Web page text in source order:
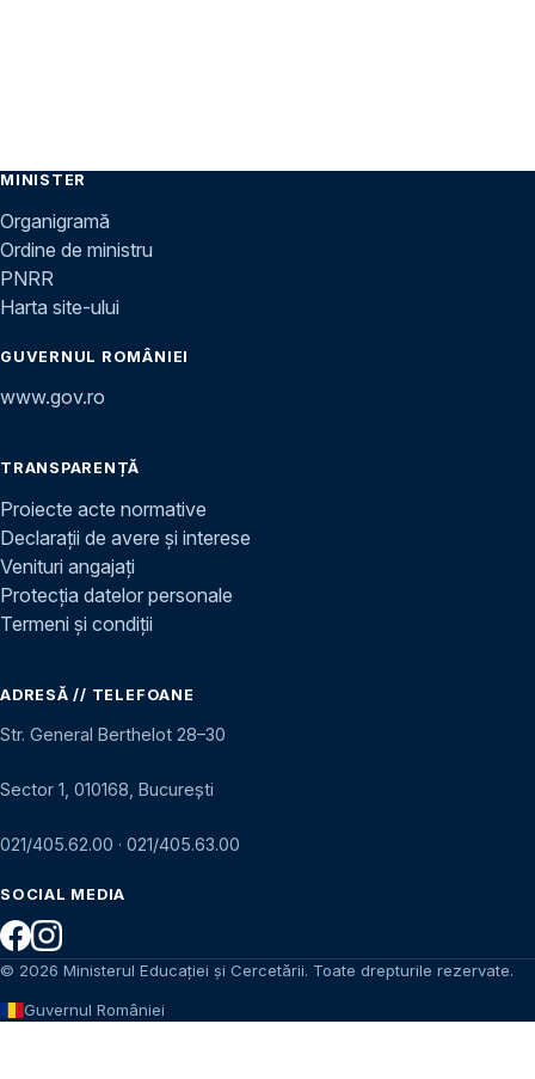
MINISTER
Organigramă
Ordine de ministru
PNRR
Harta site-ului
GUVERNUL ROMÂNIEI
www.gov.ro
TRANSPARENȚĂ
Proiecte acte normative
Declarații de avere și interese
Venituri angajați
Protecția datelor personale
Termeni și condiții
ADRESĂ // TELEFOANE
Str. General Berthelot 28–30
Sector 1, 010168, București
021/405.62.00 · 021/405.63.00
SOCIAL MEDIA
© 2026 Ministerul Educației și Cercetării. Toate drepturile rezervate.
Guvernul României